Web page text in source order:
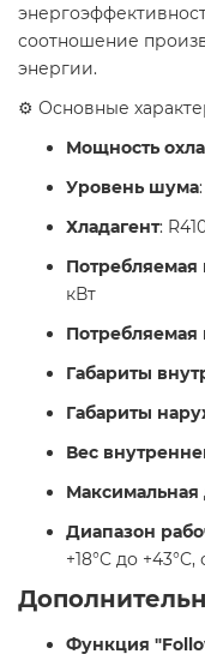
соотношение
энергии. ​
⚙️ Основные
Мощность
Уровень шума
Хладагент:
кВт
Габариты
Габариты
Вес
Максимальная
Диапазон
+18°C до
Функция